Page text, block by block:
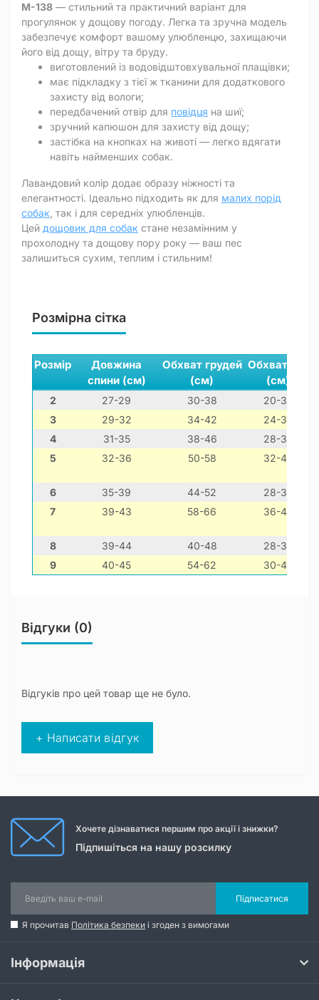
M-138 — стильний та практичний варіант для
прогулянок у дощову погоду. Легка та зручна модель
забезпечує комфорт вашому улюбленцю, захищаючи
його від дощу, вітру та бруду.
виготовлений із водовідштовхувальної плащівки;
має підкладку з тієї ж тканини для додаткового
захисту від вологи;
передбачений отвір для повідця на шиї;
зручний капюшон для захисту від дощу;
застібка на кнопках на животі — легко вдягати
навіть найменших собак.
Лавандовий колір додає образу ніжності та
елегантності. Ідеально підходить як для малих порід
собак , так і для середніх улюбленців.
Цей дощовик для собак стане незамінним у
прохолодну та дощову пору року — ваш пес
залишиться сухим, теплим і стильним!
Розмірна сітка
Розмір
Довжина
спини (см)
Обхват грудей
(см)
Обхват шиї
(см)
2 27-29 30-38
20-30
3
29-32 34-42
24-34
4
31-35 38-46
28-38
5
32-36 50-58 32-42
6 35-39 44-52
28-38
7
39-43 58-66 36-46
8 39-44 40-48
28-38
9
40-45 54-62 30-40
Відгуки (0)
Відгуків про цей товар ще не було.
+ Написати відгук
Хочете дізнаватися першим про акції і знижки?
Підпишіться на нашу розсилку
Підписатися
Я прочитав Політика безпеки і згоден з вимогами
Інформація